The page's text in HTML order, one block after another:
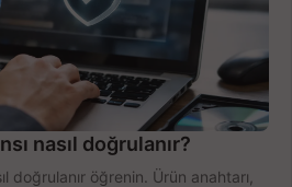
nasıl doğrulanır?
doğrulanır öğrenin. Ürün anahtarı,